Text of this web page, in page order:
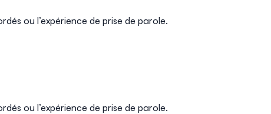
ou l’expérience de prise de parole.
ou l’expérience de prise de parole.